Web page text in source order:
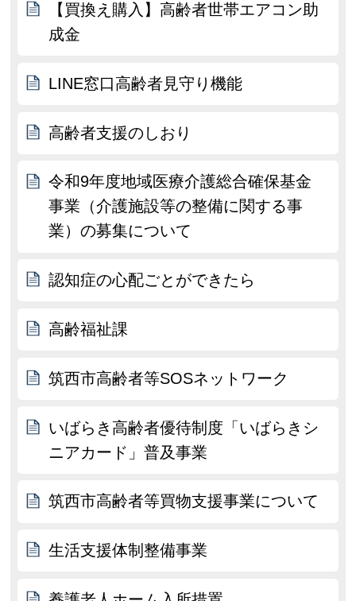
【買換え購入】高齢者世帯エアコン助
成金
LINE窓口高齢者見守り機能
高齢者支援のしおり
令和9年度地域医療介護総合確保基金
事業（介護施設等の整備に関する事
業）の募集について
認知症の心配ごとができたら
高齢福祉課
筑西市高齢者等SOSネットワーク
いばらき高齢者優待制度「いばらきシ
ニアカード」普及事業
筑西市高齢者等買物支援事業について
生活支援体制整備事業